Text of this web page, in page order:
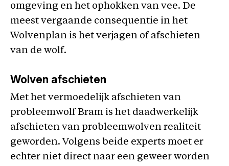
omgeving en het ophokken van vee. De
meest vergaande consequentie in het
Wolvenplan is het verjagen of afschieten
van de wolf.
Wolven afschieten
Met het vermoedelijk afschieten van
probleemwolf Bram is het daadwerkelijk
afschieten van probleemwolven realiteit
geworden. Volgens beide experts moet er
echter niet direct naar een geweer worden